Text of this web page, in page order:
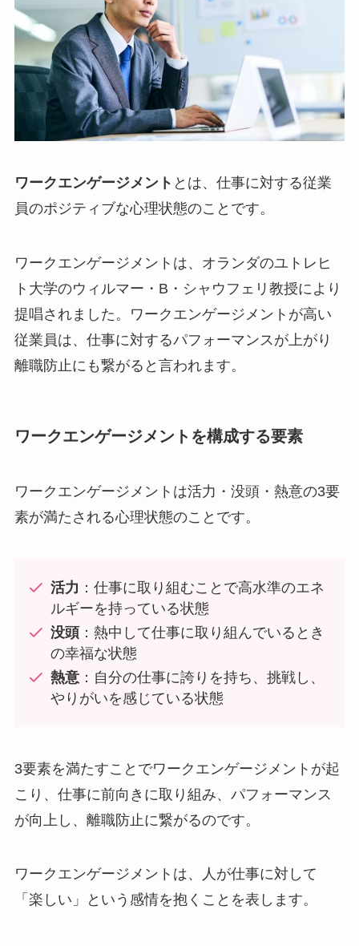
ワークエンゲージメント とは、仕事に対する従業
員のポジティブな心理状態のことです。
ワークエンゲージメントは、オランダのユトレヒ
ト大学のウィルマー・B・シャウフェリ教授により
提唱されました。ワークエンゲージメントが高い
従業員は、仕事に対するパフォーマンスが上がり
離職防止にも繋がると言われます。
ワークエンゲージメントを構成する要素
ワークエンゲージメントは活力・没頭・熱意の3要
素が満たされる心理状態のことです。
活力 ：仕事に取り組むことで高水準のエネ
ルギーを持っている状態
没頭：熱中して仕事に取り組んでいるとき
の幸福な状態
熱意：自分の仕事に誇りを持ち、挑戦し、
やりがいを感じている状態
3要素を満たすことでワークエンゲージメントが起
こり、仕事に前向きに取り組み、パフォーマンス
が向上し、離職防止に繋がるのです。
ワークエンゲージメントは、人が仕事に対して
「楽しい」という感情を抱くことを表します。